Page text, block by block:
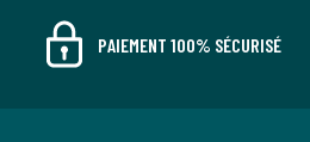
PAIEMENT 100% SÉCURISÉ